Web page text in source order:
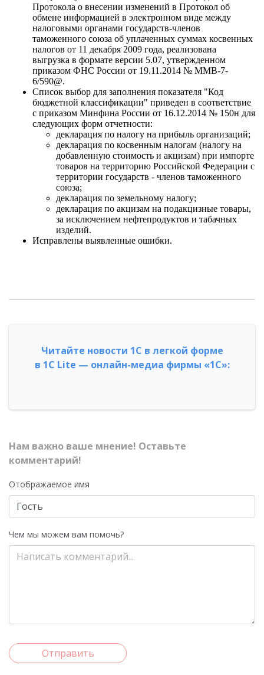
Протокола о внесении изменений в Протокол об
обмене информацией в электронном виде между
налоговыми органами государств-членов
таможенного союза об уплаченных суммах косвенных
налогов от 11 декабря 2009 года, реализована
выгрузка в формате версии 5.07, утвержденном
приказом ФНС России от 19.11.2014 № ММВ-7-
6/590@.
Список выбор для заполнения показателя "Код
бюджетной классификации" приведен в соответствие
с приказом Минфина России от 16.12.2014 № 150н для
следующих форм отчетности:
декларация по налогу на прибыль организаций;
декларация по косвенным налогам (налогу на
добавленную стоимость и акцизам) при импорте
товаров на территорию Российской Федерации с
территории государств - членов таможенного
союза;
декларация по земельному налогу;
декларация по акцизам на подакцизные товары,
за исключением нефтепродуктов и табачных
изделий.
Исправлены выявленные ошибки.
Читайте новости 1С в легкой форме
в 1С Lite — онлайн-медиа фирмы «1С»:
Нам важно ваше мнение! Оставьте
комментарий!
Отображаемое имя
Чем мы можем вам помочь?
Отправить